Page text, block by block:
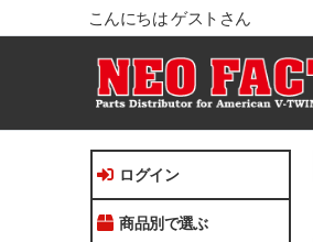
こんにちは ゲストさん
ログイン
商品別で選ぶ